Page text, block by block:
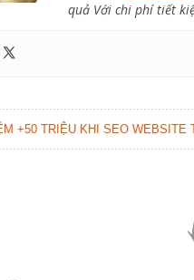
quả Với chi phí tiết
+50 TRIỆU KHI SEO WEBSITE